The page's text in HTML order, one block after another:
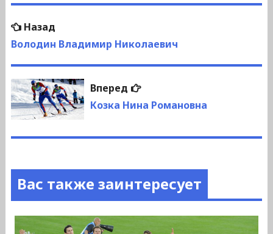
Навигация
по
записям
НазадПредыдущая
запись:
Володин Владимир Николаевич
Вперед
Следующая
запись:
Козка Нина Романовна
Вас также заинтересует